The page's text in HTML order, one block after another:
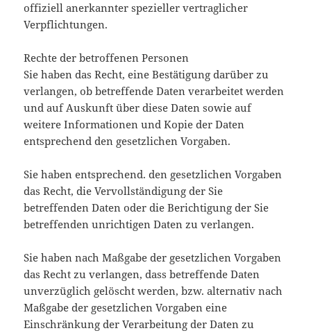
offiziell anerkannter spezieller vertraglicher
Verpflichtungen.
Rechte der betroffenen Personen
Sie haben das Recht, eine Bestätigung darüber zu
verlangen, ob betreffende Daten verarbeitet werden
und auf Auskunft über diese Daten sowie auf
weitere Informationen und Kopie der Daten
entsprechend den gesetzlichen Vorgaben.
Sie haben entsprechend. den gesetzlichen Vorgaben
das Recht, die Vervollständigung der Sie
betreffenden Daten oder die Berichtigung der Sie
betreffenden unrichtigen Daten zu verlangen.
Sie haben nach Maßgabe der gesetzlichen Vorgaben
das Recht zu verlangen, dass betreffende Daten
unverzüglich gelöscht werden, bzw. alternativ nach
Maßgabe der gesetzlichen Vorgaben eine
Einschränkung der Verarbeitung der Daten zu